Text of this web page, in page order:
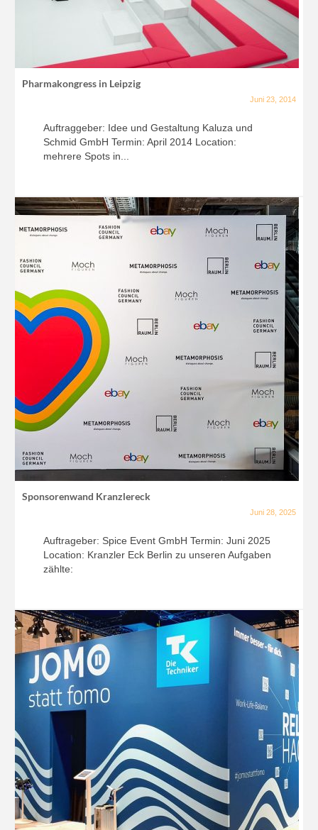
Pharmakongress in Leipzig
Juni 23, 2014
Auftraggeber: Idee und Gestaltung Kaluza und
Schmid GmbH Termin: April 2014 Location:
mehrere Spots in...
Sponsorenwand Kranzlereck
Juni 28, 2025
Auftrageber: Spice Event GmbH Termin: Juni 2025
Location: Kranzler Eck Berlin zu unseren Aufgaben
zählte: